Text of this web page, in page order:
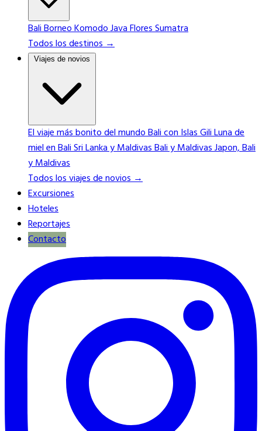
BaliBorneoKomodoJavaFloresSumatra
Todos los destinos →
Viajes de novios
El viaje más bonito del mundoBali con Islas GiliLuna de
miel en BaliSri Lanka y MaldivasBali y MaldivasJapon, Bali
y Maldivas
Todos los viajes de novios →
Excursiones
Hoteles
Reportajes
Contacto